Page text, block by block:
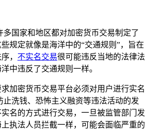
多国家和地区都对加密货币交易制定了
规定就像是海洋中的“交通规则”，旨在
， 不实名交易很可能违反当地的法律法
中违反了交通规则一样。
加密货币交易平台必须对用户进行实名
止洗钱、恐怖主义融资等违法活动的发
名的方式进行交易，一旦被监管部门发
执法人员拦截一样，可能会面临严重的